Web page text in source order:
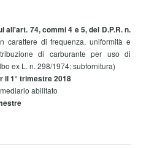
74, commi 4 e 5, del D.P.R. n.
carattere di frequenza, uniformità e
di carburante per uso di
ex L. n. 298/1974; subfornitura)
il 1° trimestre 2018
abilitato